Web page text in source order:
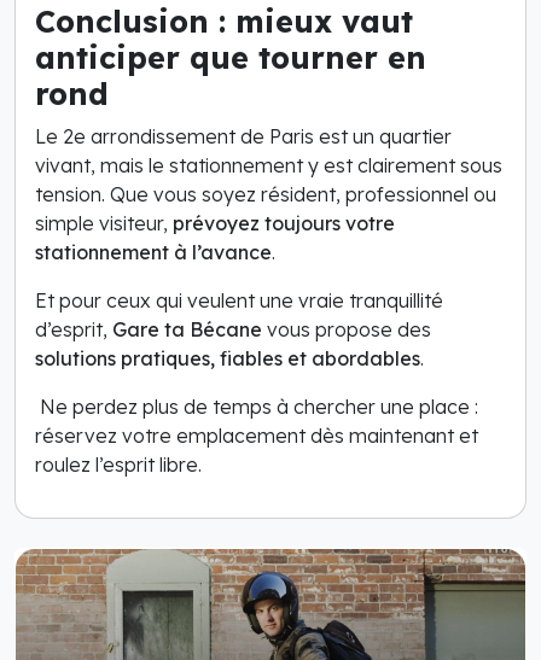
Conclusion : mieux vaut
anticiper que tourner en
rond
Le 2e arrondissement de Paris est un quartier
vivant, mais le stationnement y est clairement sous
tension. Que vous soyez résident, professionnel ou
simple visiteur, prévoyez toujours votre
stationnement à l’avance.
Et pour ceux qui veulent une vraie tranquillité
d’esprit, Gare ta Bécane vous propose des
solutions pratiques, fiables et abordables.
Ne perdez plus de temps à chercher une place :
réservez votre emplacement dès maintenant et
roulez l’esprit libre.